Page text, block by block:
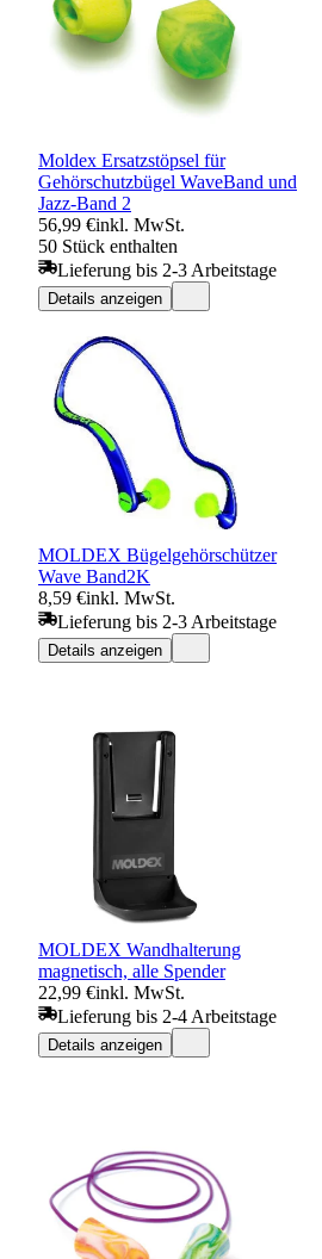
Moldex Ersatzstöpsel für
Gehörschutzbügel WaveBand und
Jazz-Band 2
56,99 €inkl. MwSt.
50 Stück enthalten
Lieferung bis 2-3 Arbeitstage
Details anzeigen
MOLDEX Bügelgehörschützer
Wave Band2K
8,59 €inkl. MwSt.
Lieferung bis 2-3 Arbeitstage
Details anzeigen
MOLDEX Wandhalterung
magnetisch, alle Spender
22,99 €inkl. MwSt.
Lieferung bis 2-4 Arbeitstage
Details anzeigen